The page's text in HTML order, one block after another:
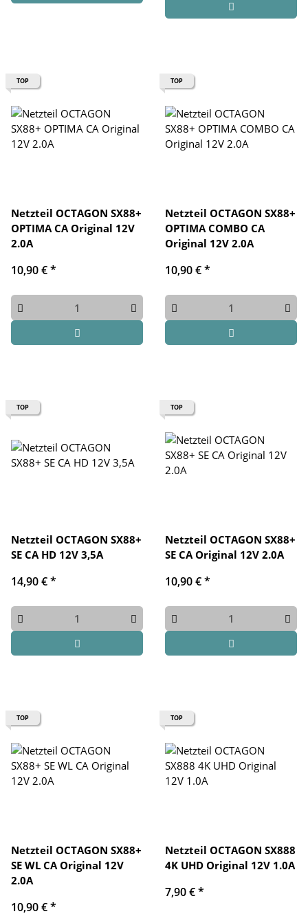
TOP
Netzteil OCTAGON SX88+
OPTIMA CA Original 12V
2.0A
10,90 €*
TOP
Netzteil OCTAGON SX88+
OPTIMA COMBO CA
Original 12V 2.0A
10,90 €*
TOP
Netzteil OCTAGON SX88+
SE CA HD 12V 3,5A
14,90 €*
TOP
Netzteil OCTAGON SX88+
SE CA Original 12V 2.0A
10,90 €*
TOP
Netzteil OCTAGON SX88+
SE WL CA Original 12V
2.0A
10,90 €*
TOP
Netzteil OCTAGON SX888
4K UHD Original 12V 1.0A
7,90 €*